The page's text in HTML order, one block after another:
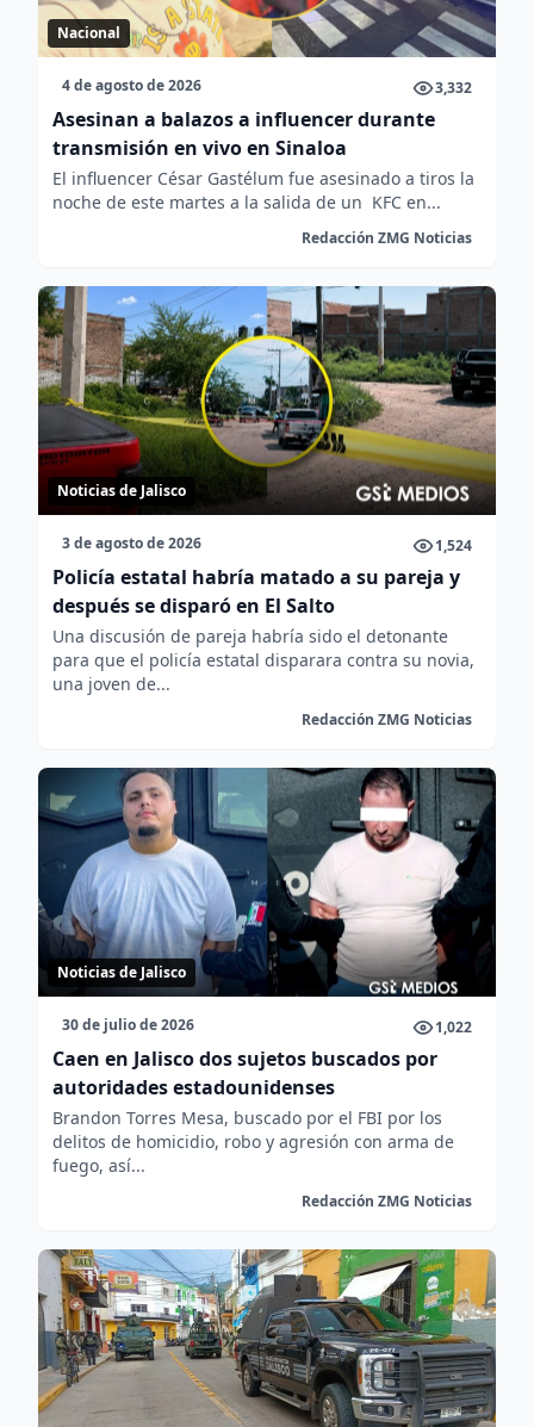
Nacional
4 de agosto de 2026 3,332
Asesinan a balazos a influencer durante
transmisión en vivo en Sinaloa
El influencer César Gastélum fue asesinado a tiros la
noche de este martes a la salida de un KFC en...
Redacción ZMG Noticias
Noticias de Jalisco
3 de agosto de 2026 1,524
Policía estatal habría matado a su pareja y
después se disparó en El Salto
Una discusión de pareja habría sido el detonante
para que el policía estatal disparara contra su novia,
una joven de...
Redacción ZMG Noticias
Noticias de Jalisco
30 de julio de 2026 1,022
Caen en Jalisco dos sujetos buscados por
autoridades estadounidenses
Brandon Torres Mesa, buscado por el FBI por los
delitos de homicidio, robo y agresión con arma de
fuego, así...
Redacción ZMG Noticias